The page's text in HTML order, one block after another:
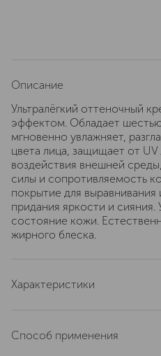
Описание
Ультралёгкий оттеночный
эффектом. Обладает
мгновенно увлажняет,
цвета лица, защищает от UV
воздействия внешней
силы и сопротивляемость
покрытие для
придания яркости и сияния.
состояние кожи.
жирного блеска.
Характеристики
страна производства
Способ применения